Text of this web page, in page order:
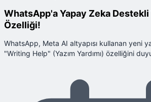
WhatsApp'a Yapay Zeka Destekli
Özelliği!
WhatsApp, Meta AI altyapısı kullanan yeni
"Writing Help" (Yazım Yardımı) özelliğini